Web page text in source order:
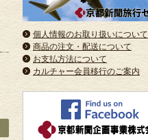
個人情報のお取り扱いについて
商品の注文・配送について
お支払方法について
カルチャー会員移行のご案内